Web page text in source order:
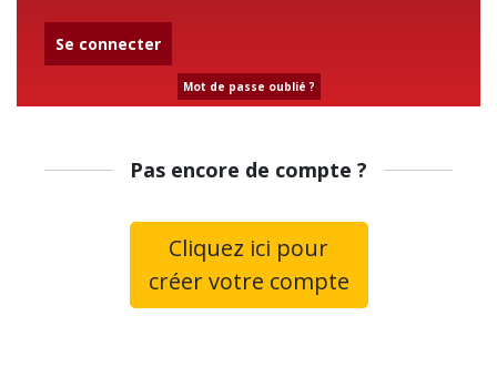
Se connecter
Mot de passe oublié ?
Pas encore de compte ?
Cliquez ici pour
créer votre compte